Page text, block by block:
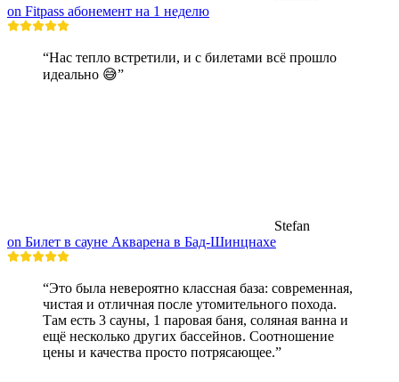
on Fitpass абонемент на 1 неделю
“Нас тепло встретили, и с билетами всё прошло
идеально 😅”
Stefan
on Билет в сауне Акварена в Бад-Шинцнахе
“Это была невероятно классная база: современная,
чистая и отличная после утомительного похода.
Там есть 3 сауны, 1 паровая баня, соляная ванна и
ещё несколько других бассейнов. Соотношение
цены и качества просто потрясающее.”